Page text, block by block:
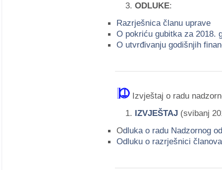
ODLUKE:
Razrješnica članu uprave
O pokriću gubitka za 2018.
O utvrđivanju godišnjih
Izvještaj o radu
IZVJEŠTAJ (svibanj
Odluka o radu Nadzornog
Odluku o razrješnici